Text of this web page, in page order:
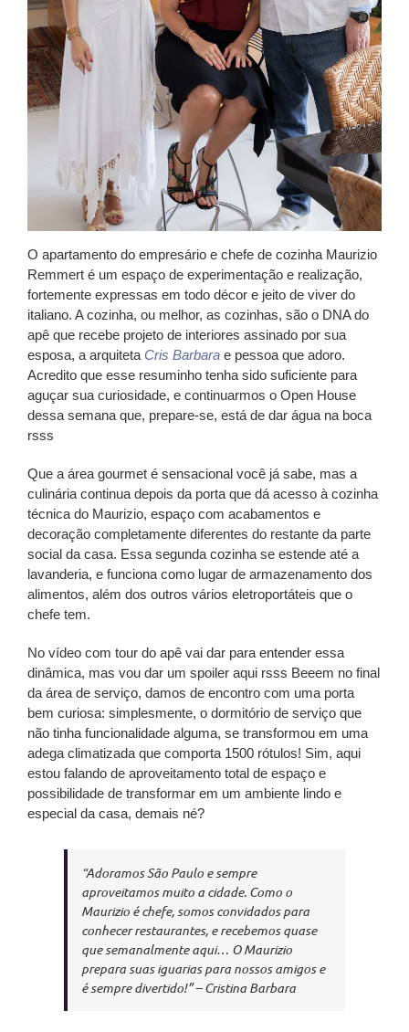
O apartamento do empresário e chefe de cozinha Maurizio
Remmert é um espaço de experimentação e realização,
fortemente expressas em todo décor e jeito de viver do
italiano. A cozinha, ou melhor, as cozinhas, são o DNA do
apê que recebe projeto de interiores assinado por sua
esposa, a arquiteta Cris Barbara e pessoa que adoro.
Acredito que esse resuminho tenha sido suficiente para
aguçar sua curiosidade, e continuarmos o Open House
dessa semana que, prepare-se, está de dar água na boca
rsss
Que a área gourmet é sensacional você já sabe, mas a
culinária continua depois da porta que dá acesso à cozinha
técnica do Maurizio, espaço com acabamentos e
decoração completamente diferentes do restante da parte
social da casa. Essa segunda cozinha se estende até a
lavanderia, e funciona como lugar de armazenamento dos
alimentos, além dos outros vários eletroportáteis que o
chefe tem.
No vídeo com tour do apê vai dar para entender essa
dinâmica, mas vou dar um spoiler aqui rsss Beeem no final
da área de serviço, damos de encontro com uma porta
bem curiosa: simplesmente, o dormitório de serviço que
não tinha funcionalidade alguma, se transformou em uma
adega climatizada que comporta 1500 rótulos! Sim, aqui
estou falando de aproveitamento total de espaço e
possibilidade de transformar em um ambiente lindo e
especial da casa, demais né?
“Adoramos São Paulo e sempre
aproveitamos muito a cidade. Como o
Maurizio é chefe, somos convidados para
conhecer restaurantes, e recebemos quase
que semanalmente aqui… O Maurizio
prepara suas iguarias para nossos amigos e
é sempre divertido!” – Cristina Barbara